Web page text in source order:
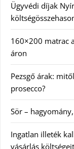
Ügyvédi díjak
160×200 matrac
áron
Pezsgő árak:
prosecco?
Sör –
Ingatlan illeték
vásárlás költségeit